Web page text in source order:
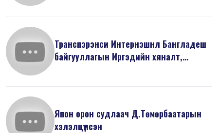
Транспэрэнси Интернэшнл Бангладеш
байгууллагын Иргэдийн хяналт,
Япон орон судлаач Д.Төмөрбаатарын
хэлэлцүүлсэн